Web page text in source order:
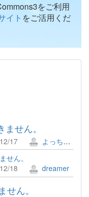
をご利用
イト をご活用くだ
せん。
17
よっちゃん
せん。
18
dreamer
ん。